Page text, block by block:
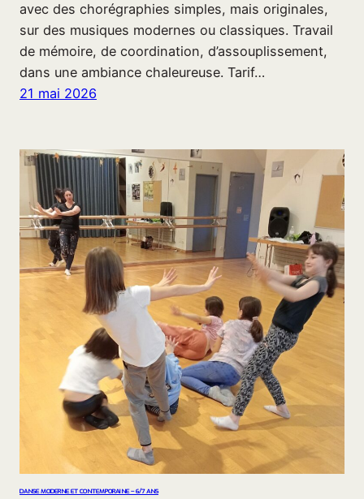
avec des chorégraphies simples, mais originales,
sur des musiques modernes ou classiques. Travail
de mémoire, de coordination, d’assouplissement,
dans une ambiance chaleureuse. Tarif…
21 mai 2026
DANSE MODERNE ET CONTEMPORAINE – 6/7 ANS